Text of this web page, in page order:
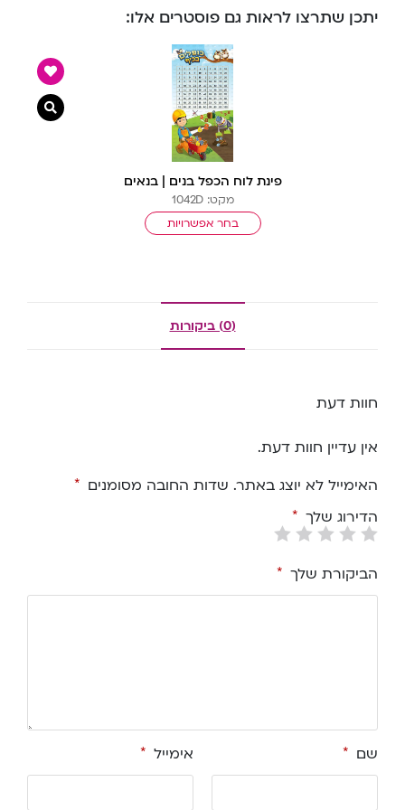
יתכן שתרצו לראות גם פוסטרים אלו:
פינת לוח הכפל בנים | בנאים
מקט: 1042D
בחר אפשרויות
צפייה
(0) ביקורות
חוות דעת
אין עדיין חוות דעת.
האימייל לא יוצג באתר. שדות החובה מסומנים *
הדירוג שלך *
הביקורת שלך *
שם * אימייל *